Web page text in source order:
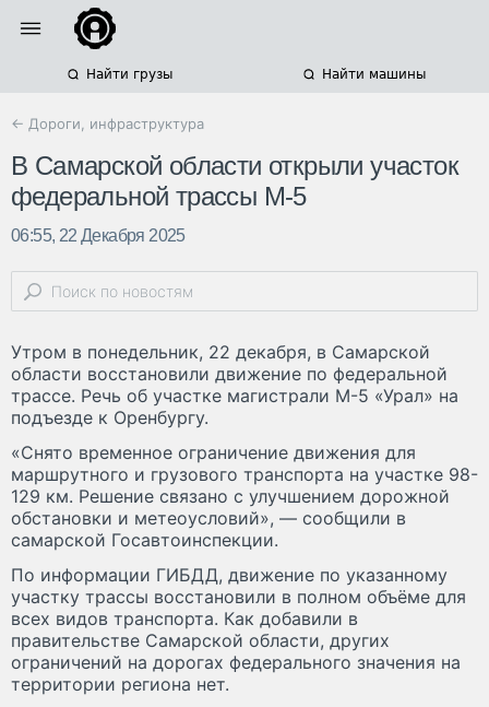
Найти грузы Найти машины
← Дороги, инфраструктура
В Самарской области открыли участок
федеральной трассы М-5
06:55, 22 Декабря 2025
Утром в понедельник, 22 декабря, в Самарской
области восстановили движение по федеральной
трассе. Речь об участке магистрали М-5 «Урал» на
подъезде к Оренбургу.
«Снято временное ограничение движения для
маршрутного и грузового транспорта на участке 98-
129 км. Решение связано с улучшением дорожной
обстановки и метеоусловий», — сообщили в
самарской Госавтоинспекции.
По информации ГИБДД, движение по указанному
участку трассы восстановили в полном объёме для
всех видов транспорта. Как добавили в
правительстве Самарской области, других
ограничений на дорогах федерального значения на
территории региона нет.